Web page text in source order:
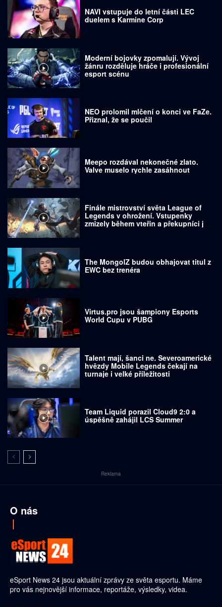
NAVI vstupuje do letní části LEC
duelem s Karmine Corp
Moderní bojovky zpomalují. Vývoj
žánru rozděluje hráče i profesionální
esport scénu
NEO prolomil mlčení o konci ve FaZe.
Přiznal, že se poučil
Meepo rozdával nekonečné zlato.
Valve muselo rychle zasáhnout
Finále mistrovství světa League of
Legends v ohrožení. Vstupenky
zmizely během vteřin a překupníci je
The MongolZ budou obhajovat titul z
EWC bez trenéra
Virtus.pro jsou šampiony Esports
World Cupu v PUBG
Talent mají, šanci ne. Severoamerické
hvězdy Mobile Legends čekají na
turnaje i velké příležitosti
Team Liquid porazil Cloud9 2:0 a
úspěšně zahájil LCS Summer
Reklama
O nás
eSport News 24 jsou aktuální zprávy ze světa esportu. Máme
pro vás nejnovější informace, reportáže, výsledky, videa.